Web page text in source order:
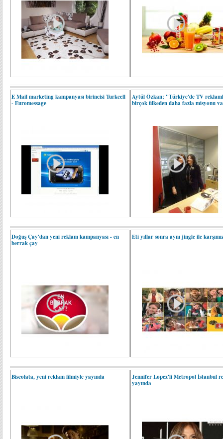
E Mail marketing kampanyası birincisi Turkcell
- Euromessage
Aytül Özkan; "Türkiye'de TV
birçok ülkeden daha fazla misyonu
Doğuş Çay'dan yeni reklam kampanyası - en
berrak çay
Eti yıllar sonra aynı jingle ile
Biscolata, yeni reklam filmiyle yayında
Jennifer Lopez'li Metropol İstanbul
yayında